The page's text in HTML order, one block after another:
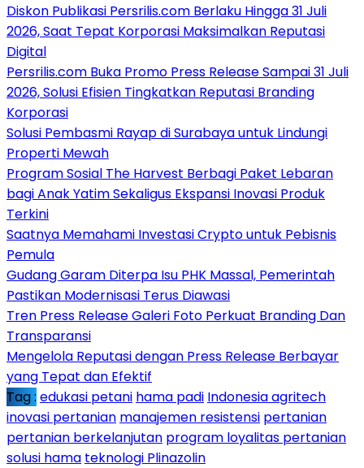
Diskon Publikasi Persrilis.com Berlaku Hingga 31 Juli
2026, Saat Tepat Korporasi Maksimalkan Reputasi
Digital
Persrilis.com Buka Promo Press Release Sampai 31 Juli
2026, Solusi Efisien Tingkatkan Reputasi Branding
Korporasi
Solusi Pembasmi Rayap di Surabaya untuk Lindungi
Properti Mewah
Program Sosial The Harvest Berbagi Paket Lebaran
bagi Anak Yatim Sekaligus Ekspansi Inovasi Produk
Terkini
Saatnya Memahami Investasi Crypto untuk Pebisnis
Pemula
Gudang Garam Diterpa Isu PHK Massal, Pemerintah
Pastikan Modernisasi Terus Diawasi
Tren Press Release Galeri Foto Perkuat Branding Dan
Transparansi
Mengelola Reputasi dengan Press Release Berbayar
yang Tepat dan Efektif
Tag : edukasi petani hama padi Indonesia agritech
inovasi pertanian manajemen resistensi pertanian
pertanian berkelanjutan program loyalitas pertanian
solusi hama teknologi Plinazolin